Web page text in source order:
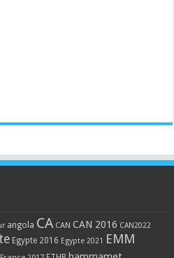
angola CA CAN CAN 2016 CAN2022
Egypte 2016 Egypte 2021 EMM